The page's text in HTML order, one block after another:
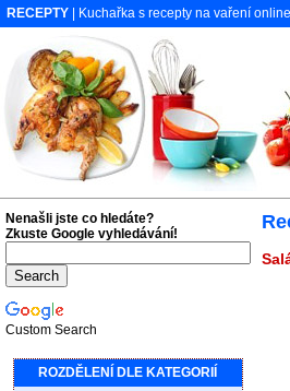
RECEPTY | Kuchařka s recepty na vaření online
Nenašli jste co hledáte?
Zkuste Google vyhledávání!
Custom Search
ROZDĚLENÍ DLE KATEGORIÍ